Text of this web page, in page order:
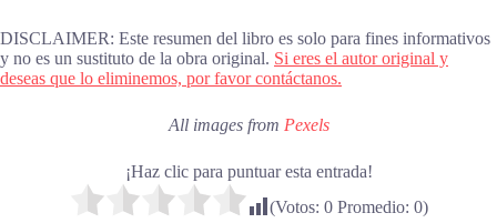
DISCLAIMER: Este resumen del libro es solo para fines informativos
y no es un sustituto de la obra original. Si eres el autor original y
deseas que lo eliminemos, por favor contáctanos.
All images from Pexels
¡Haz clic para puntuar esta entrada!
(Votos: 0Promedio: 0)